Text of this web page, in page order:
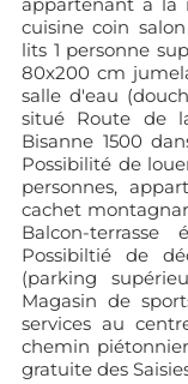
cuisine coin
lits 1 personne
80x200 cm
salle d'eau
situé Route de
Bisanne 1500
Possibilité de
personnes,
cachet
Balcon-
Possibiltié de
(parking
Magasin de
services au
chemin
gratuite des